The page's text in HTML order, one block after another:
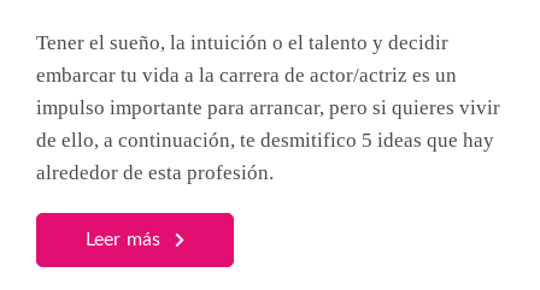
Tener el sueño, la intuición o el talento y decidir
embarcar tu vida a la carrera de actor/actriz es un
impulso importante para arrancar, pero si quieres vivir
de ello, a continuación, te desmitifico 5 ideas que hay
alrededor de esta profesión.
Leer más